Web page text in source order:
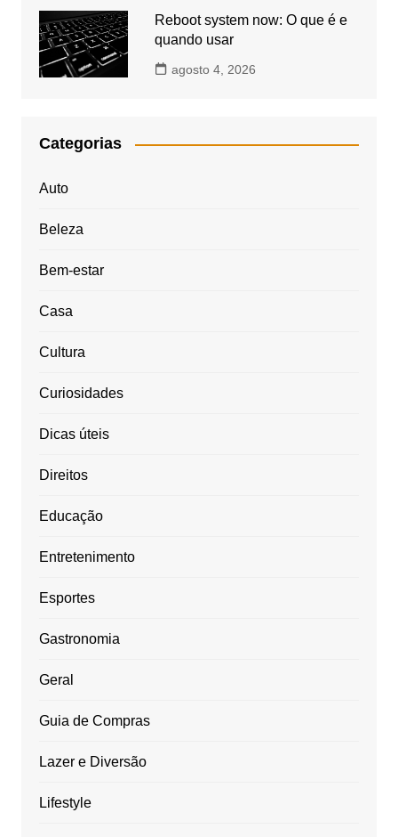
Reboot system now: O que é e
quando usar
agosto 4, 2026
Categorias
Auto
Beleza
Bem-estar
Casa
Cultura
Curiosidades
Dicas úteis
Direitos
Educação
Entretenimento
Esportes
Gastronomia
Geral
Guia de Compras
Lazer e Diversão
Lifestyle